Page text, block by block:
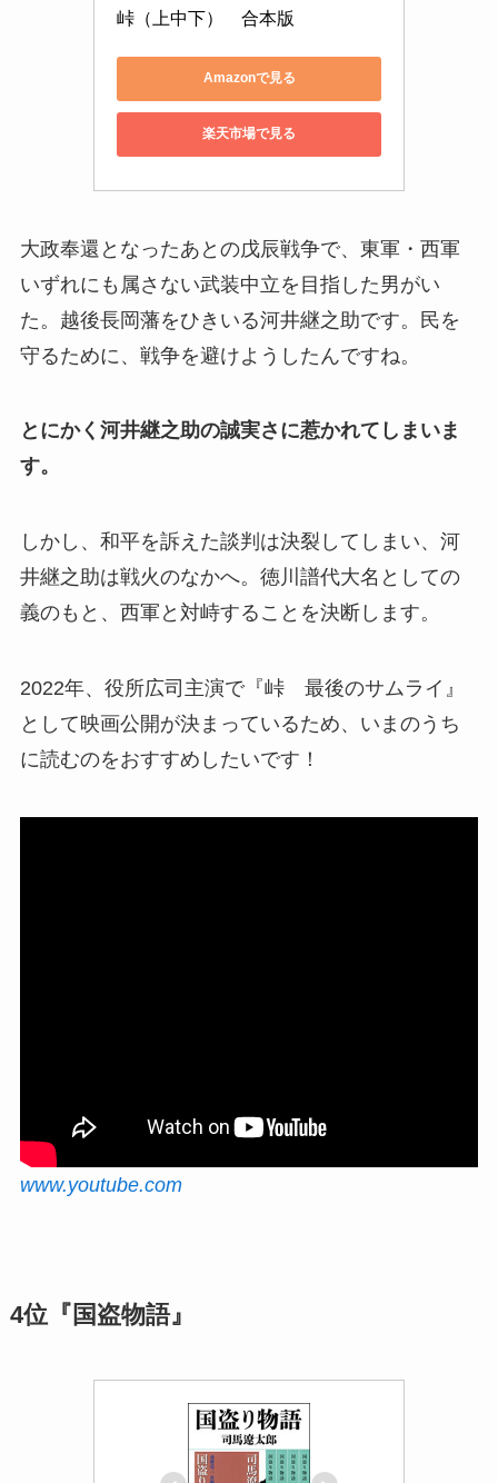
峠（上中下）　合本版
Amazonで見る
楽天市場で見る
大政奉還となったあとの戊辰戦争で、東軍・西軍
いずれにも属さない武装中立を目指した男がい
た。越後長岡藩をひきいる河井継之助です。民を
守るために、戦争を避けようしたんですね。
とにかく河井継之助の誠実さに惹かれてしまいま
す。
しかし、和平を訴えた談判は決裂してしまい、河
井継之助は戦火のなかへ。徳川譜代大名としての
義のもと、西軍と対峙することを決断します。
2022年、役所広司主演で『峠 最後のサムライ』
として映画公開が決まっているため、いまのうち
に読むのをおすすめしたいです！
www.youtube.com
4位『国盗物語』